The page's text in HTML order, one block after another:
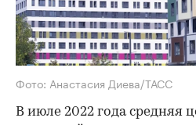
Фото: Анастасия Диева/ТАСС
В июле 2022 года средняя